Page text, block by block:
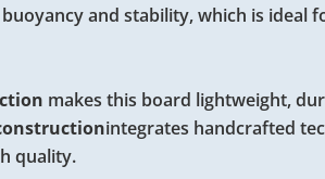
and stability, which is ideal
makes this board lightweight,
integrates handcrafted
quality.